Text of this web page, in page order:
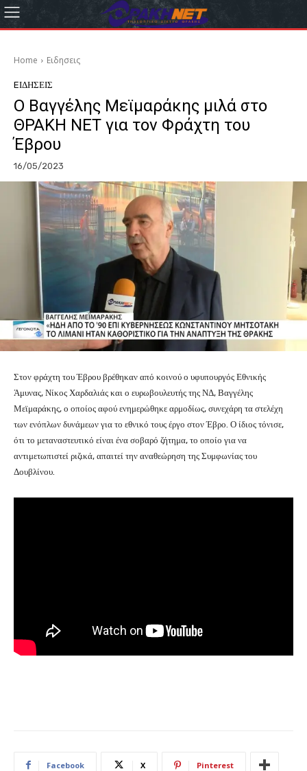
Home Eιδησεις
EΙΔΗΣΕΙΣ
Ο Βαγγέλης Μεϊμαράκης μιλά στο
ΘΡΑΚΗ ΝΕΤ για τον Φράχτη του
Έβρου
16/05/2023
Στον φράχτη του Έβρου βρέθηκαν από κοινού ο υφυπουργός Εθνικής
Άμυνας, Νίκος Χαρδαλιάς και ο ευρωβουλευτής της ΝΔ, Βαγγέλης
Μεϊμαράκης, ο οποίος αφού ενημερώθηκε αρμοδίως, συνεχάρη τα στελέχη
των ενόπλων δυνάμεων για το εθνικό τους έργο στον Έβρο. Ο ίδιος τόνισε,
ότι το μεταναστευτικό είναι ένα σοβαρό ζήτημα, το οποίο για να
αντιμετωπιστεί ριζικά, απαιτεί την αναθεώρηση της Συμφωνίας του
Δουβλίνου.
Facebook X Pinterest